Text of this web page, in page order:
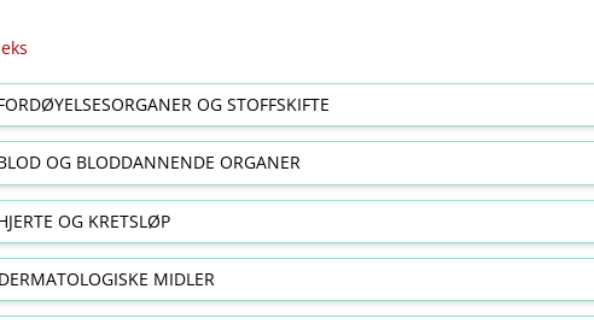
OG STOFFSKIFTE
OG BLODDANNENDE ORGANER
OG KRETSLØP
DERMATOLOGISKE MIDLER